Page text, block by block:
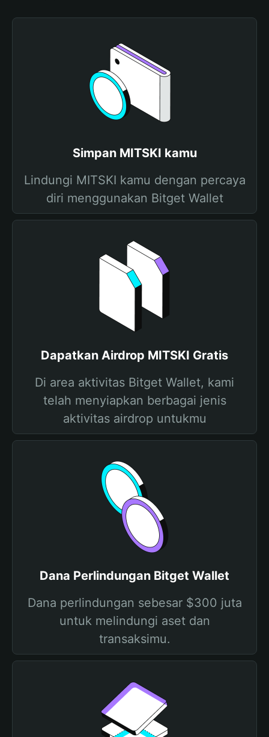
Simpan MITSKI kamu
Lindungi MITSKI kamu dengan percaya
diri menggunakan Bitget Wallet
Dapatkan Airdrop MITSKI Gratis
Di area aktivitas Bitget Wallet, kami
telah menyiapkan berbagai jenis
aktivitas airdrop untukmu
Dana Perlindungan Bitget Wallet
Dana perlindungan sebesar $300 juta
untuk melindungi aset dan
transaksimu.